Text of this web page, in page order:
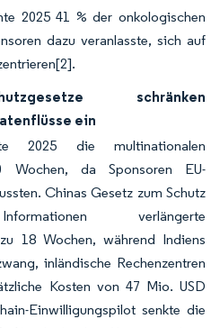
2025 41 % der onkologischen
dazu veranlasste, sich auf
[2].
schränken
ein
2025 die multinationalen
Wochen, da Sponsoren EU-
Chinas Gesetz zum Schutz
verlängerte
18 Wochen, während Indiens
inländische Rechenzentren
Kosten von 47 Mio. USD
Einwilligungspilot senkte die